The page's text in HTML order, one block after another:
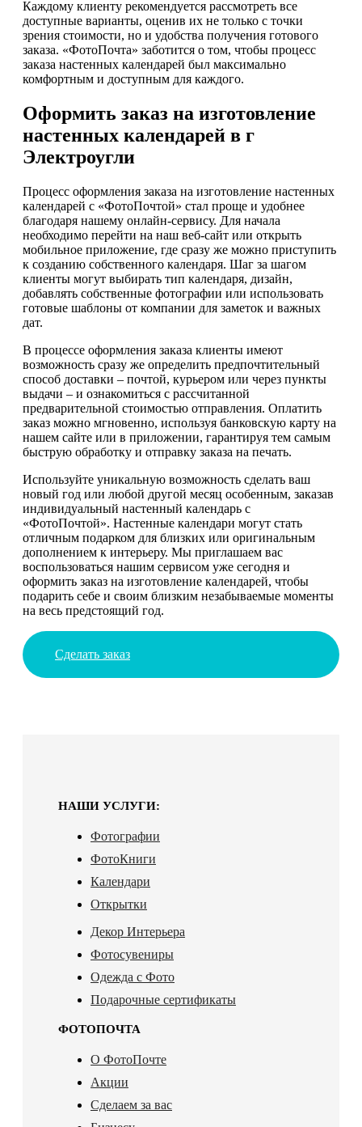
Каждому клиенту рекомендуется рассмотреть все
доступные варианты, оценив их не только с точки
зрения стоимости, но и удобства получения готового
заказа. «ФотоПочта» заботится о том, чтобы процесс
заказа настенных календарей был максимально
комфортным и доступным для каждого.
Оформить заказ на изготовление
настенных календарей в г
Электроугли
Процесс оформления заказа на изготовление настенных
календарей с «ФотоПочтой» стал проще и удобнее
благодаря нашему онлайн-сервису. Для начала
необходимо перейти на наш веб-сайт или открыть
мобильное приложение, где сразу же можно приступить
к созданию собственного календаря. Шаг за шагом
клиенты могут выбирать тип календаря, дизайн,
добавлять собственные фотографии или использовать
готовые шаблоны от компании для заметок и важных
дат.
В процессе оформления заказа клиенты имеют
возможность сразу же определить предпочтительный
способ доставки – почтой, курьером или через пункты
выдачи – и ознакомиться с рассчитанной
предварительной стоимостью отправления. Оплатить
заказ можно мгновенно, используя банковскую карту на
нашем сайте или в приложении, гарантируя тем самым
быструю обработку и отправку заказа на печать.
Используйте уникальную возможность сделать ваш
новый год или любой другой месяц особенным, заказав
индивидуальный настенный календарь с
«ФотоПочтой». Настенные календари могут стать
отличным подарком для близких или оригинальным
дополнением к интерьеру. Мы приглашаем вас
воспользоваться нашим сервисом уже сегодня и
оформить заказ на изготовление календарей, чтобы
подарить себе и своим близким незабываемые моменты
на весь предстоящий год.
Сделать заказ
НАШИ УСЛУГИ:
Фотографии
ФотоКниги
Календари
Открытки
Декор Интерьера
Фотосувениры
Одежда с Фото
Подарочные сертификаты
ФОТОПОЧТА
О ФотоПочте
Акции
Сделаем за вас